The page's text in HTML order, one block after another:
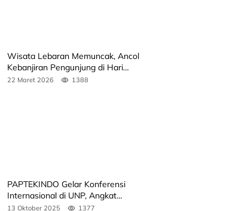
Wisata Lebaran Memuncak, Ancol
Kebanjiran Pengunjung di Hari
Kedua
22 Maret 2026 1388
PAPTEKINDO Gelar Konferensi
Internasional di UNP, Angkat
Kolaborasi Pendidikan Vokasi,
13 Oktober 2025 1377